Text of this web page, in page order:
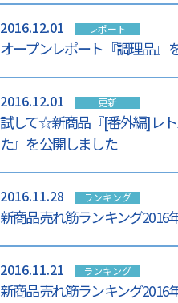
2016.12.01 レポート
オープンレポート『調理品』
2016.12.01 更新
試して☆新商品『[番外編]レ
た』を公開しました
2016.11.28 ランキング
新商品売れ筋ランキング2016
2016.11.21 ランキング
新商品売れ筋ランキング2016